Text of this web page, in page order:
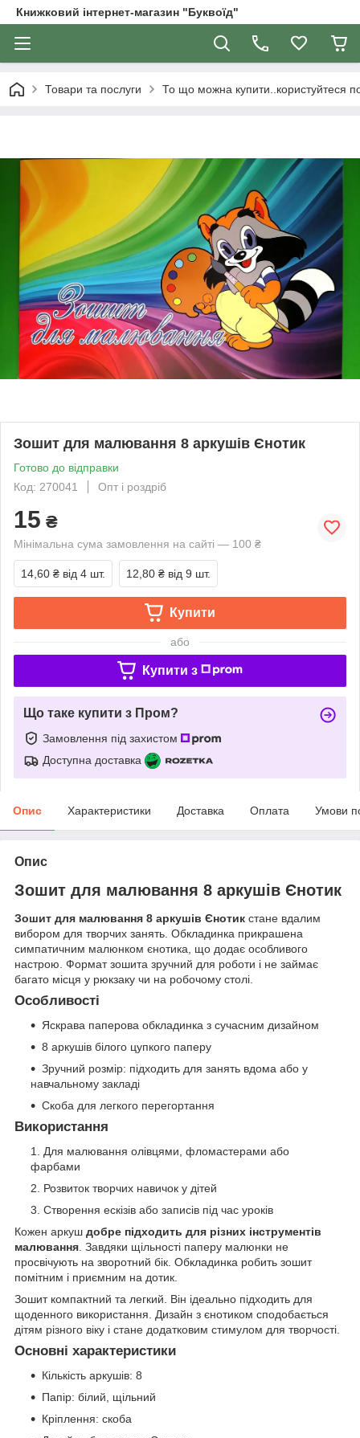
Книжковий інтернет-магазин "Буквоїд"
Товари та послуги То що можна купити..користуйтеся
Зошит для малювання 8 аркушів Єнотик
Готово до відправки
Код: 270041
Опт і роздріб
15 ₴
Мінімальна сума замовлення на сайті — 100 ₴
14,60 ₴ від 4 шт. 12,80 ₴ від 9 шт.
Купити
або
Купити з
Що таке купити з Пром?
Замовлення під захистом
Доступна доставка
Опис Характеристики Доставка Оплата Умови
Опис
Зошит для малювання 8 аркушів Єнотик
Зошит для малювання 8 аркушів Єнотик стане вдалим
вибором для творчих занять. Обкладинка прикрашена
симпатичним малюнком єнотика, що додає особливого
настрою. Формат зошита зручний для роботи і не займає
багато місця у рюкзаку чи на робочому столі.
Особливості
Яскрава паперова обкладинка з сучасним дизайном
8 аркушів білого цупкого паперу
Зручний розмір: підходить для занять вдома або у
навчальному закладі
Скоба для легкого перегортання
Використання
Для малювання олівцями, фломастерами або
фарбами
Розвиток творчих навичок у дітей
Створення ескізів або записів під час уроків
Кожен аркуш добре підходить для різних інструментів
малювання . Завдяки щільності паперу малюнки не
просвічують на зворотний бік. Обкладинка робить зошит
помітним і приємним на дотик.
Зошит компактний та легкий. Він ідеально підходить для
щоденного використання. Дизайн з єнотиком сподобається
дітям різного віку і стане додатковим стимулом для творчості.
Основні характеристики
Кількість аркушів: 8
Папір: білий, щільний
Кріплення: скоба